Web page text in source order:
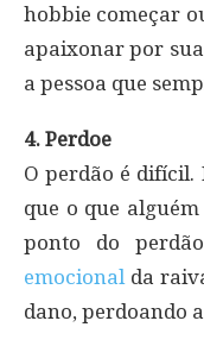
hobbie começar
apaixonar por sua
a pessoa que
4. Perdoe
O perdão é difícil.
que o que
ponto do
emocional da
dano, perdoando